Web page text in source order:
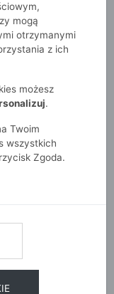
mogą
otrzymanymi
z ich
możesz
.
Twoim
wszystkich
Zgoda.